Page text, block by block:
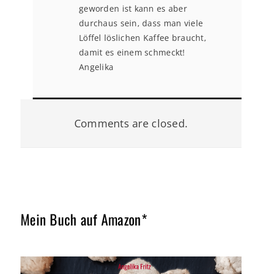
geworden ist kann es aber
durchaus sein, dass man viele
Löffel löslichen Kaffee braucht,
damit es einem schmeckt!
Angelika
Comments are closed.
Mein Buch auf Amazon*